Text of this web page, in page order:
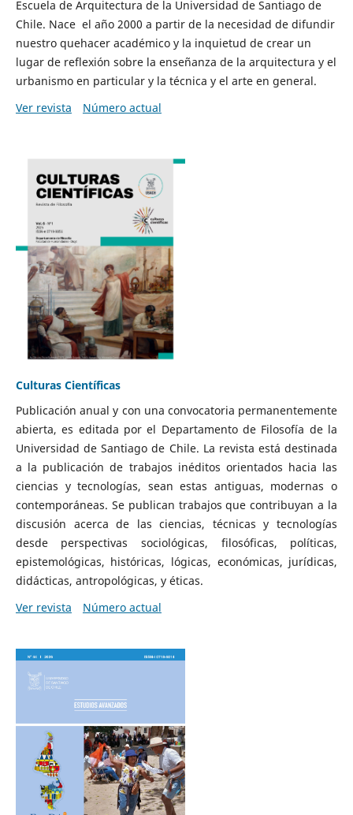
Escuela de Arquitectura de la Universidad de Santiago de
Chile. Nace el año 2000 a partir de la necesidad de difundir
nuestro quehacer académico y la inquietud de crear un
lugar de reflexión sobre la enseñanza de la arquitectura y el
urbanismo en particular y la técnica y el arte en general.
Ver revista
Número actual
Culturas Científicas
Publicación anual y con una convocatoria permanentemente
abierta, es editada por el Departamento de Filosofía de la
Universidad de Santiago de Chile. La revista está destinada
a la publicación de trabajos inéditos orientados hacia las
ciencias y tecnologías, sean estas antiguas, modernas o
contemporáneas. Se publican trabajos que contribuyan a la
discusión acerca de las ciencias, técnicas y tecnologías
desde perspectivas sociológicas, filosóficas, políticas,
epistemológicas, históricas, lógicas, económicas, jurídicas,
didácticas, antropológicas, y éticas.
Ver revista
Número actual